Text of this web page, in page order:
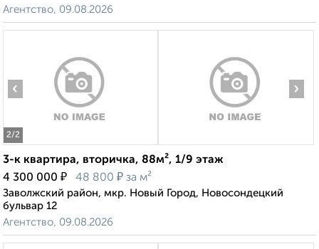
Агентство, 09.08.2026
2/2
‹ ›
3-к квартира, вторичка, 88м², 1/9 этаж
4 300 000 ₽ 48 800 ₽ за м²
Заволжский район, мкр. Новый Город, Новосондецкий
бульвар 12
Агентство, 09.08.2026